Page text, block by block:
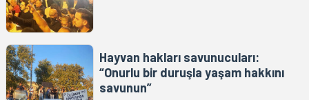
Hayvan hakları savunucuları:
“Onurlu bir duruşla yaşam hakkını
savunun”